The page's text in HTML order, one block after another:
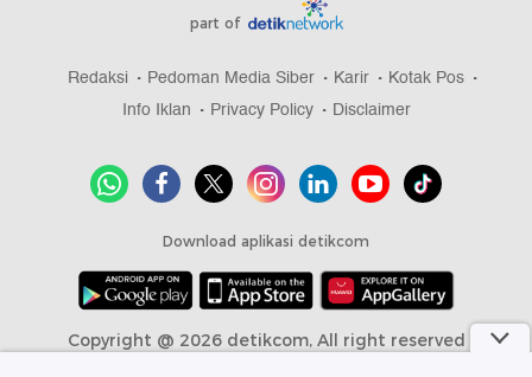
part of
Redaksi Pedoman Media Siber Karir
Kotak Pos
Info Iklan
Privacy Policy Disclaimer
Download aplikasi detikcom
Copyright @ 2026 detikcom, All right reserved